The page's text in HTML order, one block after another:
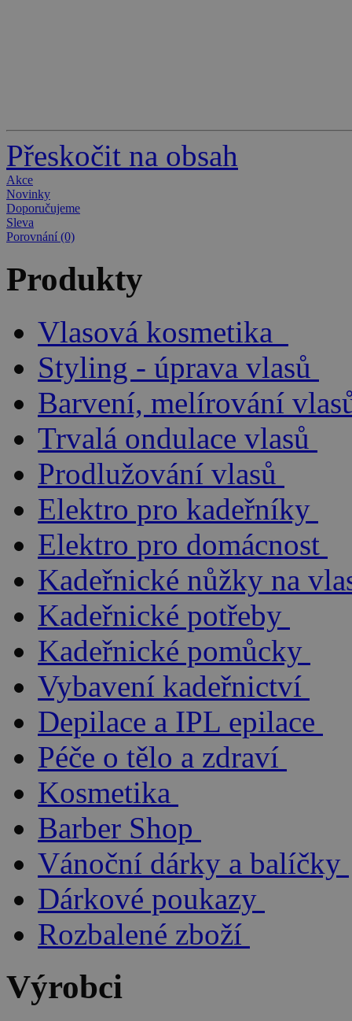
Přeskočit na obsah
Akce
Novinky
Doporučujeme
Sleva
Porovnání (0)
Produkty
Vlasová kosmetika
Styling - úprava vlasů
Barvení, melírování
Trvalá ondulace vlasů
Prodlužování vlasů
Elektro pro kadeřníky
Elektro pro domácnost
Kadeřnické nůžky na
Kadeřnické potřeby
Kadeřnické pomůcky
Vybavení kadeřnictví
Depilace a IPL epilace
Péče o tělo a zdraví
Kosmetika
Barber Shop
Vánoční dárky a balíčky
Dárkové poukazy
Rozbalené zboží
Výrobci